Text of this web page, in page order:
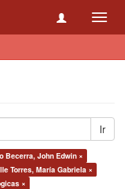
Ir
Becerra, John Edwin ×
Torres, María Gabriela ×
×